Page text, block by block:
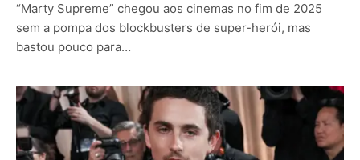
“Marty Supreme” chegou aos cinemas no fim de 2025
sem a pompa dos blockbusters de super-herói, mas
bastou pouco para…